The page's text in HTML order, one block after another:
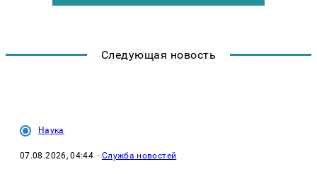
Следующая новость
Наука
07.08.2026, 04:44 · Служба новостей